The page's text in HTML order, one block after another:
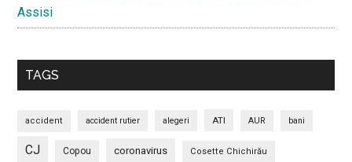
Assisi
TAGS
accident accident rutier alegeri ATI AUR bani
CJ Copou coronavirus Cosette Chichirău